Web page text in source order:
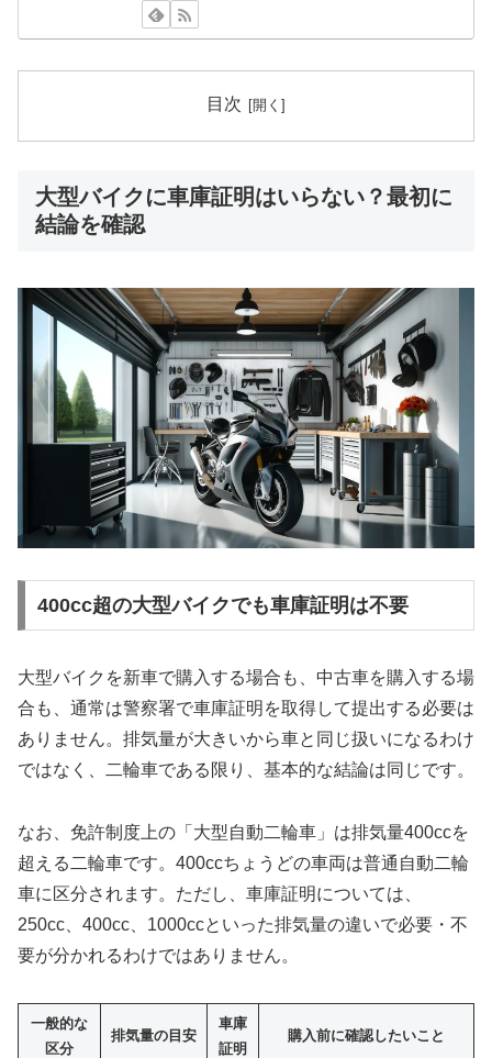
目次
大型バイクに車庫証明はいらない？最初に
結論を確認
400cc超の大型バイクでも車庫証明は不要
大型バイクを新車で購入する場合も、中古車を購入する場
合も、通常は警察署で車庫証明を取得して提出する必要は
ありません。排気量が大きいから車と同じ扱いになるわけ
ではなく、二輪車である限り、基本的な結論は同じです。
なお、免許制度上の「大型自動二輪車」は排気量400ccを
超える二輪車です。400ccちょうどの車両は普通自動二輪
車に区分されます。ただし、車庫証明については、
250cc、400cc、1000ccといった排気量の違いで必要・不
要が分かれるわけではありません。
一般的な
区分
排気量の目安
車庫
証明
購入前に確認したいこと